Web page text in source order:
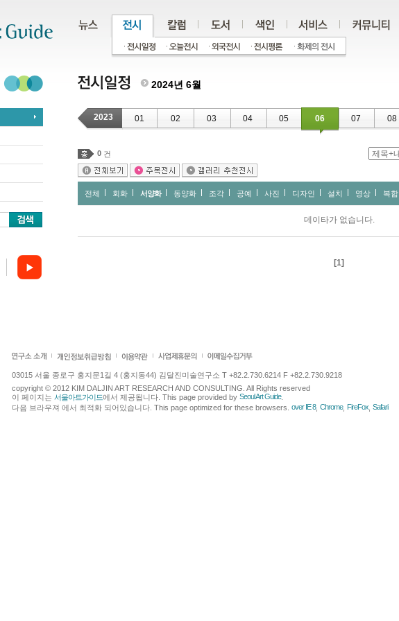
2024년 6월
2023 01 02 03 04 05 06 07 08
0 건
전체 회화 서양화 동양화 조각 공예 사진 디자인 설치 영상 복합
데이타가 없습니다.
[1]
03015 서울 종로구 홍지문1길 4 (홍지동44) 김달진미술연구소 T +82.2.730.6214 F +82.2.730.9218
copyright © 2012 KIM DALJIN ART RESEARCH AND CONSULTING. All Rights reserved
이 페이지는 서울아트가이드에서 제공됩니다. This page provided by Seoul Art Guide.
다음 브라우져 에서 최적화 되어있습니다. This page optimized for these browsers. over IE 8, Chrome, FireFox Safari